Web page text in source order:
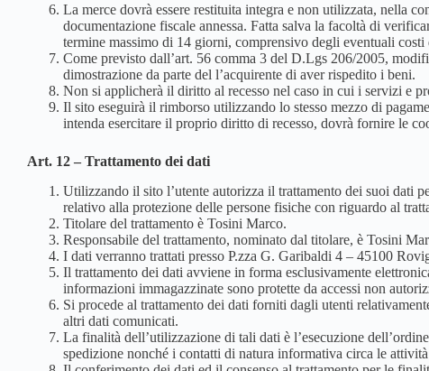
La merce dovrà essere restituita integra e non utilizzata, nella
documentazione fiscale annessa. Fatta salva la facoltà di
termine massimo di 14 giorni, comprensivo degli eventuali costi
Come previsto dall’art. 56 comma 3 del D.Lgs 206/2005,
dimostrazione da parte del l’acquirente di aver rispedito i beni.
Non si applicherà il diritto al recesso nel caso in cui i servizi e
Il sito eseguirà il rimborso utilizzando lo stesso mezzo di
intenda esercitare il proprio diritto di recesso, dovrà fornire le
Art. 12 – Trattamento dei dati
Utilizzando il sito l’utente autorizza il trattamento dei suoi dati
relativo alla protezione delle persone fisiche con riguardo al
Titolare del trattamento è Tosini Marco.
Responsabile del trattamento, nominato dal titolare, è Tosini
I dati verranno trattati presso P.zza G. Garibaldi 4 – 45100
Il trattamento dei dati avviene in forma esclusivamente
informazioni immagazzinate sono protette da accessi non
Si procede al trattamento dei dati forniti dagli utenti
altri dati comunicati.
La finalità dell’utilizzazione di tali dati è l’esecuzione
spedizione nonché i contatti di natura informativa circa le